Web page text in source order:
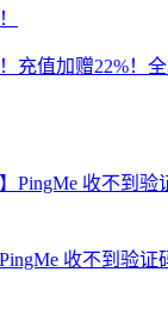
充值加赠22%！
PingMe 收不到验